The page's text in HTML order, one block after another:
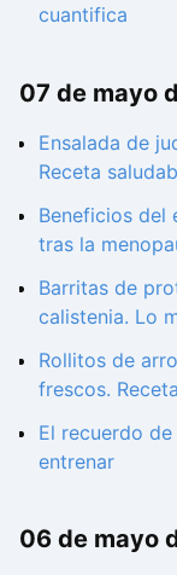
cuantifica
07 de mayo
Ensalada de
Receta
Beneficios del
tras la
Barritas de
calistenia. Lo
Rollitos de
frescos.
El recuerdo
entrenar
06 de mayo